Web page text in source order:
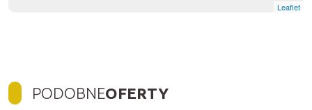
Leaflet
PODOBNEOFERTY